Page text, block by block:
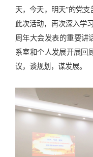
天，今天，明天”的党支
此次活动， 再次深入学
周年大会发表的重要讲
系室和个人发展开展回
议，谈规划，谋发展。